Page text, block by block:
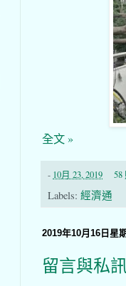
全文 »
- 10月 23, 2019
Labels: 經濟通
2019年10月16日星
留言與私